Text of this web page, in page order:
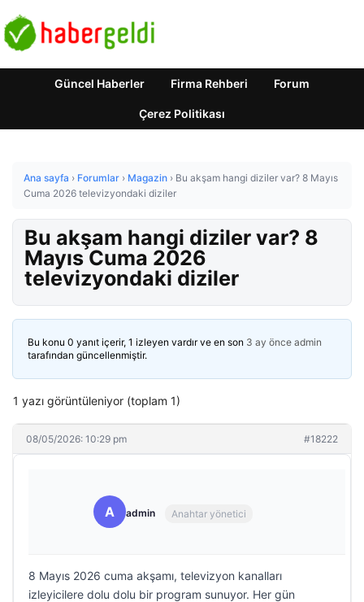
Güncel Haberler Firma Rehberi Forum
Çerez Politikası
Ana sayfa › Forumlar › Magazin › Bu akşam hangi diziler var? 8 Mayıs
Cuma 2026 televizyondaki diziler
Bu akşam hangi diziler var? 8
Mayıs Cuma 2026
televizyondaki diziler
Bu konu 0 yanıt içerir, 1 izleyen vardır ve en son 3 ay önce admin
tarafından güncellenmiştir.
1 yazı görüntüleniyor (toplam 1)
08/05/2026: 10:29 pm #18222
A admin Anahtar yönetici
8 Mayıs 2026 cuma akşamı, televizyon kanalları
izleyicilere dolu dolu bir program sunuyor. Her gün